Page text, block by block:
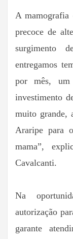
A mamografia
precoce de
surgimento
entregamos
por mês, um
investimento
muito grande,
Araripe para
mama”,
Cavalcanti.
Na
autorização
garante